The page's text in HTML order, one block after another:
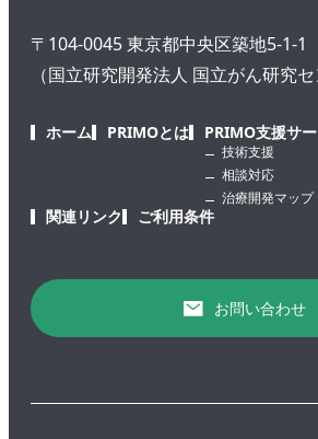
〒104-0045 東京都中央区築地5-1-1
（国立研究開発法人 国立がん研究セ
ホーム PRIMOとは PRIMO支援サ
技術支援
相談対応
治療開発マップ
関連リンク ご利用条件
お問い合わせ